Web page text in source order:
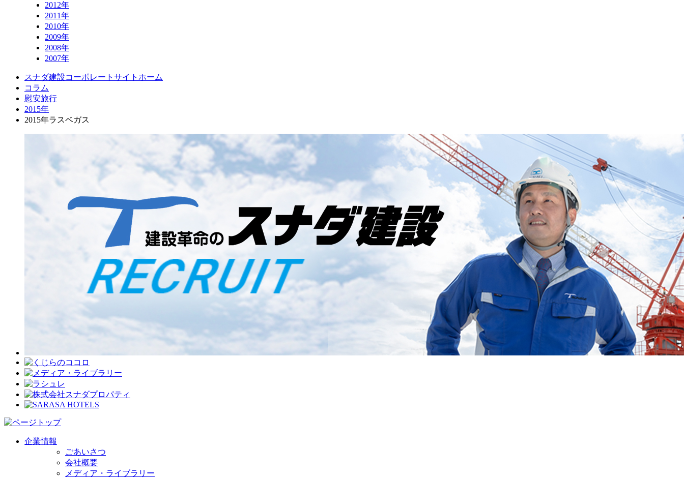
2012年
2011年
2010年
2009年
2008年
2007年
スナダ建設コーポレートサイトホーム
コラム
慰安旅行
2015年
2015年ラスベガス
企業情報
ごあいさつ
会社概要
メディア・ライブラリー